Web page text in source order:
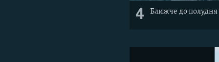
4 Ближче до полудня